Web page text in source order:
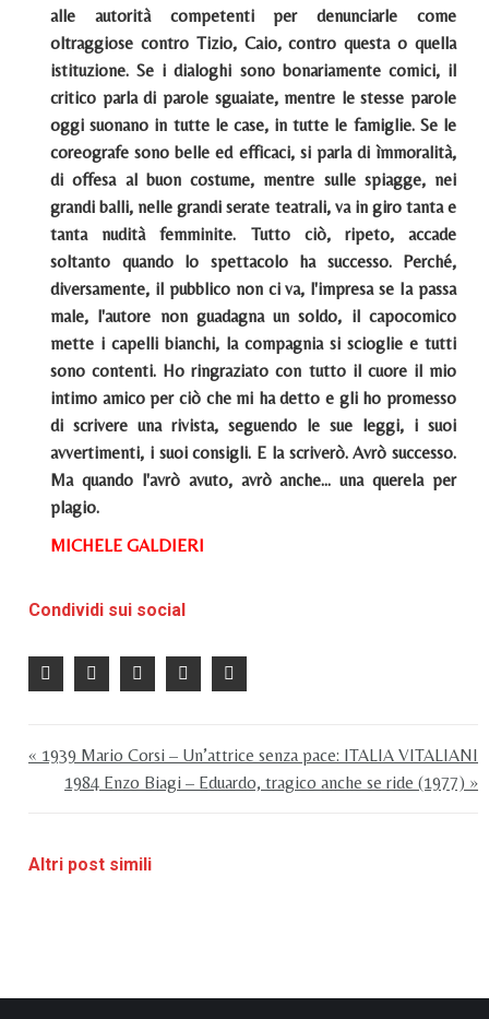
alle autorità competenti per denunciarle come
oltraggiose contro Tizio, Caio, contro questa o quella
istituzione. Se i dialoghi sono bonariamente comici, il
critico parla di parole sguaiate, mentre le stesse parole
oggi suonano in tutte le case, in tutte le famiglie. Se le
coreografe sono belle ed efficaci, si parla di ìmmoralità,
di offesa al buon costume, mentre sulle spiagge, nei
grandi balli, nelle grandi serate teatrali, va in giro tanta e
tanta nudità femminite. Tutto ciò, ripeto, accade
soltanto quando lo spettacolo ha successo. Perché,
diversamente, il pubblico non ci va, l'impresa se Ia passa
male, l'autore non guadagna un soldo, il capocomico
mette i capelli bianchi, la compagnia si scioglie e tutti
sono contenti. Ho ringraziato con tutto il cuore il mio
intimo amico per ciò che mi ha detto e gli ho promesso
di scrivere una rivista, seguendo le sue leggi, i suoi
avvertimenti, i suoi consigli. E la scriverò. Avrò successo.
Ma quando l'avrò avuto, avrò anche... una querela per
plagio.
MICHELE GALDIERI
Condividi sui social
« 1939 Mario Corsi – Un’attrice senza pace: ITALIA VITALIANI
1984 Enzo Biagi – Eduardo, tragico anche se ride (1977) »
Altri post simili